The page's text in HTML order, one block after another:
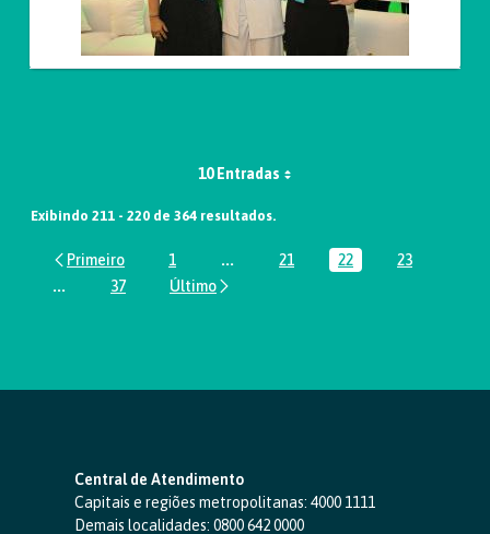
10 Entradas
Exibindo 211 - 220 de 364 resultados.
Página
1 ...Páginas intermediárias Usar ABA
Página
21 Página
22 Página
23
...Páginas intermediárias Usar ABA para navegar.
Página
37
Central de Atendimento
Capitais e regiões metropolitanas: 4000 1111
Demais localidades: 0800 642 0000